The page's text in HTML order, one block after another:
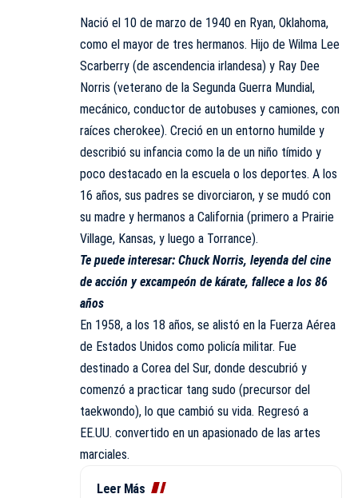
Nació el 10 de marzo de 1940 en Ryan, Oklahoma,
como el mayor de tres hermanos. Hijo de Wilma Lee
Scarberry (de ascendencia irlandesa) y Ray Dee
Norris (veterano de la Segunda Guerra Mundial,
mecánico, conductor de autobuses y camiones, con
raíces cherokee). Creció en un entorno humilde y
describió su infancia como la de un niño tímido y
poco destacado en la escuela o los deportes. A los
16 años, sus padres se divorciaron, y se mudó con
su madre y hermanos a California (primero a Prairie
Village, Kansas, y luego a Torrance).
Te puede interesar: Chuck Norris, leyenda del cine
de acción y excampeón de kárate, fallece a los 86
años
En 1958, a los 18 años, se alistó en la Fuerza Aérea
de Estados Unidos como policía militar. Fue
destinado a Corea del Sur, donde descubrió y
comenzó a practicar tang sudo (precursor del
taekwondo), lo que cambió su vida. Regresó a
EE.UU. convertido en un apasionado de las artes
marciales.
Leer Más